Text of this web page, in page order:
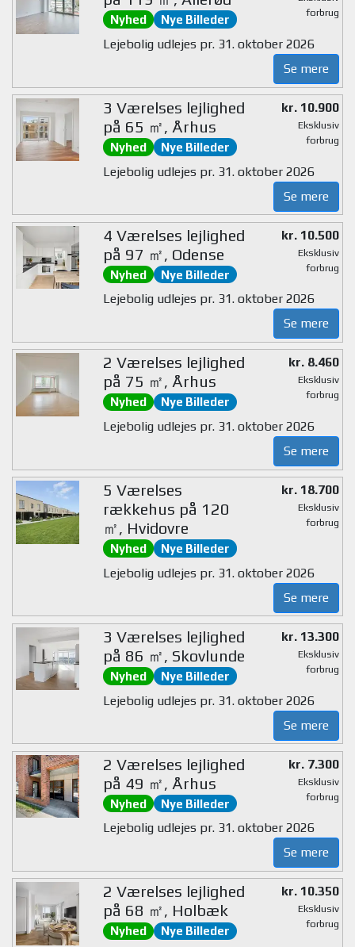
Nyhed Nye Billeder
forbrug
Lejebolig udlejes pr. 31. oktober 2026
Se mere
3 Værelses lejlighed
på 65 ㎡, Århus
Nyhed Nye Billeder
kr. 10.900
Eksklusiv
forbrug
Lejebolig udlejes pr. 31. oktober 2026
Se mere
4 Værelses lejlighed
på 97 ㎡, Odense
Nyhed Nye Billeder
kr. 10.500
Eksklusiv
forbrug
Lejebolig udlejes pr. 31. oktober 2026
Se mere
2 Værelses lejlighed
på 75 ㎡, Århus
Nyhed Nye Billeder
kr. 8.460
Eksklusiv
forbrug
Lejebolig udlejes pr. 31. oktober 2026
Se mere
5 Værelses
rækkehus på 120
㎡, Hvidovre
Nyhed Nye Billeder
kr. 18.700
Eksklusiv
forbrug
Lejebolig udlejes pr. 31. oktober 2026
Se mere
3 Værelses lejlighed
på 86 ㎡, Skovlunde
Nyhed Nye Billeder
kr. 13.300
Eksklusiv
forbrug
Lejebolig udlejes pr. 31. oktober 2026
Se mere
2 Værelses lejlighed
på 49 ㎡, Århus
Nyhed Nye Billeder
kr. 7.300
Eksklusiv
forbrug
Lejebolig udlejes pr. 31. oktober 2026
Se mere
2 Værelses lejlighed
på 68 ㎡, Holbæk
Nyhed Nye Billeder
kr. 10.350
Eksklusiv
forbrug